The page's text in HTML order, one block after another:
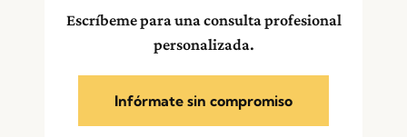
Escríbeme para una consulta profesional
personalizada.
Infórmate sin compromiso